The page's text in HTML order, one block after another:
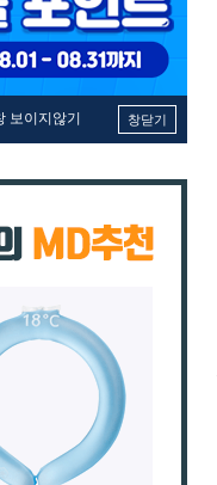
보이지않기 창닫기